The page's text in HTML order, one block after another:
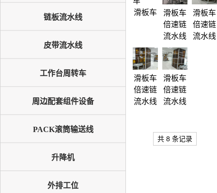
链板流水线
皮带流水线
工作台周转车
周边配套组件设备
PACK滚筒输送线
升降机
外排工位
滑板车
滑板车
倍速链
流水线
滑板车
倍速链
流水线
滑板车
倍速链
流水线
滑板车
倍速链
流水线
共 8 条记录